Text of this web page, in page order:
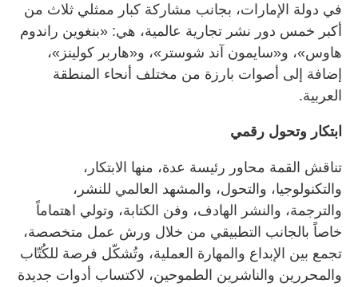
في دولة الإمارات، بجانب مشاركة كبار ممثلي ثلاث من
أكبر خمس دور نشر تجارية عالمية، هي: «بنغوين راندوم
هاوس»، و«سايمون آند شوستر»، و«هاربر كولينز»،
إضافة إلى أصوات بارزة من مختلف أنحاء المنطقة
العربية.
ابتكار وتحول رقمي
تناقش القمة محاور رئيسة عدة، منها الابتكار،
والتكنولوجيا، والتحول، والمشهد العالمي للنشر،
والترجمة، والنشر الهادف، وفن الكتابة، وتولي اهتماماً
خاصاً بالجانب التطبيقي من خلال ورش عمل متخصصة،
تجمع بين الإبداع والمهارة العملية، وتُشكّل فرصة للكُتّاب
والمحررين والناشرين الطموحين، لاكتساب أدوات جديدة